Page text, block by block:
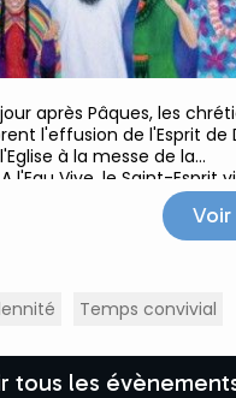
après Pâques, les
l'effusion de l'Esprit de
à la messe de la
l'Eau Vive, le Saint-Esprit
pour tous les peuples
Voir
Temps convivial
tous les